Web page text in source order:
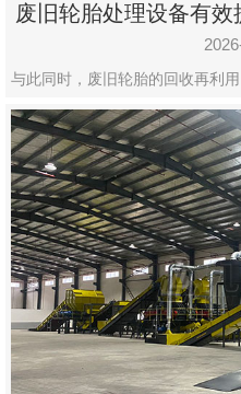
设
有
限
公
司
豫
ICP
备
19020390
号-1
废旧轮胎处理设备有
与此同时，废旧轮胎的回收再利